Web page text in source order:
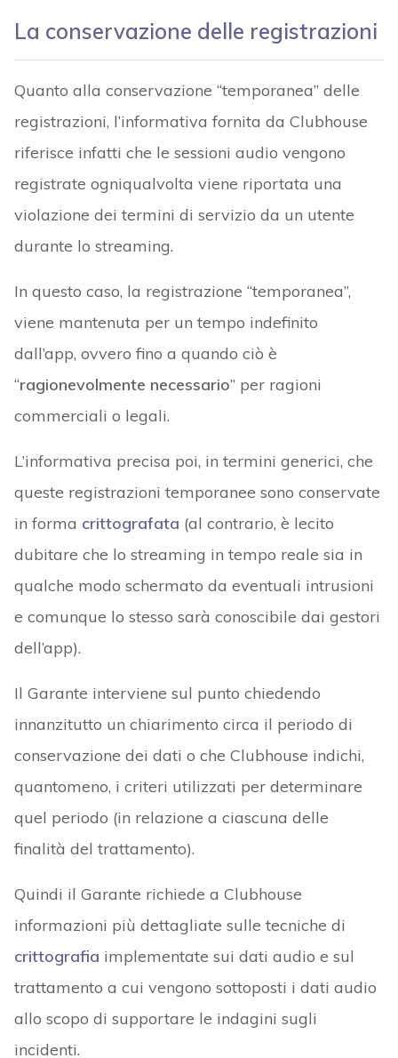
La conservazione delle registrazioni
Quanto alla conservazione “temporanea” delle
registrazioni, l’informativa fornita da Clubhouse
riferisce infatti che le sessioni audio vengono
registrate ogniqualvolta viene riportata una
violazione dei termini di servizio da un utente
durante lo streaming.
In questo caso, la registrazione “temporanea”,
viene mantenuta per un tempo indefinito
dall’app, ovvero fino a quando ciò è
“ragionevolmente necessario” per ragioni
commerciali o legali.
L’informativa precisa poi, in termini generici, che
queste registrazioni temporanee sono conservate
in forma crittografata (al contrario, è lecito
dubitare che lo streaming in tempo reale sia in
qualche modo schermato da eventuali intrusioni
e comunque lo stesso sarà conoscibile dai gestori
dell’app).
Il Garante interviene sul punto chiedendo
innanzitutto un chiarimento circa il periodo di
conservazione dei dati o che Clubhouse indichi,
quantomeno, i criteri utilizzati per determinare
quel periodo (in relazione a ciascuna delle
finalità del trattamento).
Quindi il Garante richiede a Clubhouse
informazioni più dettagliate sulle tecniche di
crittografia implementate sui dati audio e sul
trattamento a cui vengono sottoposti i dati audio
allo scopo di supportare le indagini sugli
incidenti.